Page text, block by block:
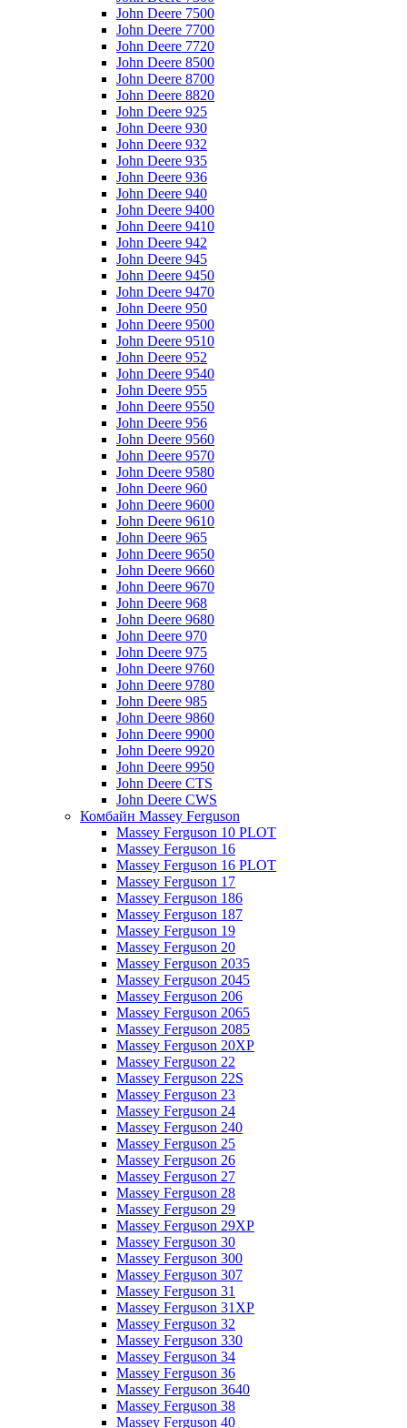
John Deere 7500
John Deere 7700
John Deere 7720
John Deere 8500
John Deere 8700
John Deere 8820
John Deere 925
John Deere 930
John Deere 932
John Deere 935
John Deere 936
John Deere 940
John Deere 9400
John Deere 9410
John Deere 942
John Deere 945
John Deere 9450
John Deere 9470
John Deere 950
John Deere 9500
John Deere 9510
John Deere 952
John Deere 9540
John Deere 955
John Deere 9550
John Deere 956
John Deere 9560
John Deere 9570
John Deere 9580
John Deere 960
John Deere 9600
John Deere 9610
John Deere 965
John Deere 9650
John Deere 9660
John Deere 9670
John Deere 968
John Deere 9680
John Deere 970
John Deere 975
John Deere 9760
John Deere 9780
John Deere 985
John Deere 9860
John Deere 9900
John Deere 9920
John Deere 9950
John Deere CTS
John Deere CWS
Комбайн Massey Ferguson
Massey Ferguson 10 PLOT
Massey Ferguson 16
Massey Ferguson 16 PLOT
Massey Ferguson 17
Massey Ferguson 186
Massey Ferguson 187
Massey Ferguson 19
Massey Ferguson 20
Massey Ferguson 2035
Massey Ferguson 2045
Massey Ferguson 206
Massey Ferguson 2065
Massey Ferguson 2085
Massey Ferguson 20XP
Massey Ferguson 22
Massey Ferguson 22S
Massey Ferguson 23
Massey Ferguson 24
Massey Ferguson 240
Massey Ferguson 25
Massey Ferguson 26
Massey Ferguson 27
Massey Ferguson 28
Massey Ferguson 29
Massey Ferguson 29XP
Massey Ferguson 30
Massey Ferguson 300
Massey Ferguson 307
Massey Ferguson 31
Massey Ferguson 31XP
Massey Ferguson 32
Massey Ferguson 330
Massey Ferguson 34
Massey Ferguson 36
Massey Ferguson 3640
Massey Ferguson 38
Massey Ferguson 40